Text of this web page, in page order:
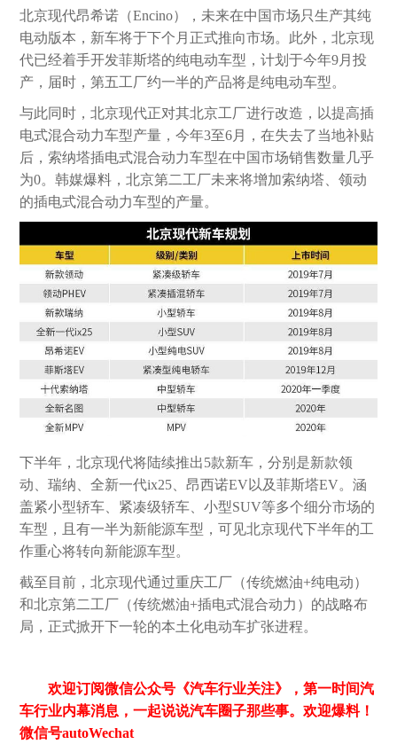
北京现代昂希诺（Encino），未来在中国市场只生产其纯
电动版本，新车将于下个月正式推向市场。此外，北京现
代已经着手开发菲斯塔的纯电动车型，计划于今年9月投
产，届时，第五工厂约一半的产品将是纯电动车型。
与此同时，北京现代正对其北京工厂进行改造，以提高插
电式混合动力车型产量，今年3至6月，在失去了当地补贴
后，索纳塔插电式混合动力车型在中国市场销售数量几乎
为0。韩媒爆料，北京第二工厂未来将增加索纳塔、领动
的插电式混合动力车型的产量。
下半年，北京现代将陆续推出5款新车，分别是新款领
动、瑞纳、全新一代ix25、昂西诺EV以及菲斯塔EV。涵
盖紧小型轿车、紧凑级轿车、小型SUV等多个细分市场的
车型，且有一半为新能源车型，可见北京现代下半年的工
作重心将转向新能源车型。
截至目前，北京现代通过重庆工厂（传统燃油+纯电动）
和北京第二工厂（传统燃油+插电式混合动力）的战略布
局，正式掀开下一轮的本土化电动车扩张进程。
欢迎订阅微信公众号《汽车行业关注》，第一时间汽
车行业内幕消息，一起说说汽车圈子那些事。欢迎爆料！
微信号autoWechat